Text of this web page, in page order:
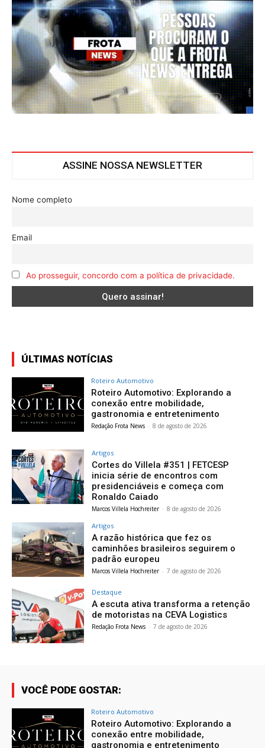
ASSINE NOSSA NEWSLETTER
Nome completo
Email
Ao prosseguir, concordo com a política de privacidade.
ÚLTIMAS NOTÍCIAS
Roteiro Automotivo
Roteiro Automotivo: Explorando a
conexão entre mobilidade,
gastronomia e entretenimento
Redação Frota News - 8 de agosto de 2026
Artigos
Cortes do Villela #351 | FETCESP
inicia série de encontros com
presidenciáveis e começa com
Ronaldo Caiado
Marcos Villela Hochreiter - 8 de agosto de 2026
Artigos
A razão histórica que fez os
caminhões brasileiros seguirem o
padrão europeu
Marcos Villela Hochreiter - 7 de agosto de 2026
Destaque
A escuta ativa transforma a retenção
de motoristas na CEVA Logistics
Redação Frota News - 7 de agosto de 2026
VOCÊ PODE GOSTAR:
Roteiro Automotivo
Roteiro Automotivo: Explorando a
conexão entre mobilidade,
gastronomia e entretenimento